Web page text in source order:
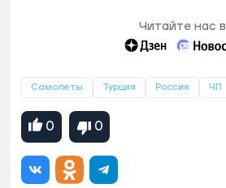
Читайте нас в
Самолеты Турция Россия ЧП
0 0